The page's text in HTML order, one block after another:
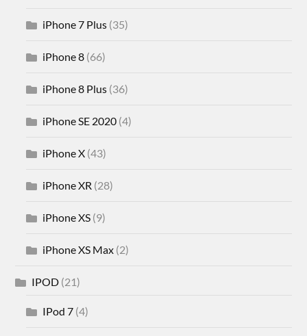
iPhone 7 Plus (35)
iPhone 8 (66)
iPhone 8 Plus (36)
iPhone SE 2020 (4)
iPhone X (43)
iPhone XR (28)
iPhone XS (9)
iPhone XS Max (2)
IPOD (21)
IPod 7 (4)